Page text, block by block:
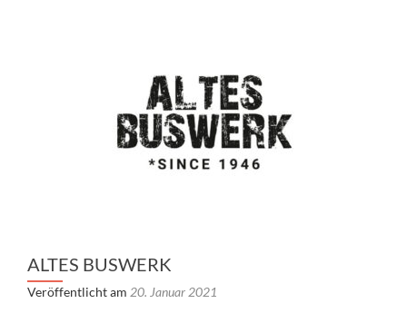
ALTES BUSWERK
Veröffentlicht am 20. Januar 2021